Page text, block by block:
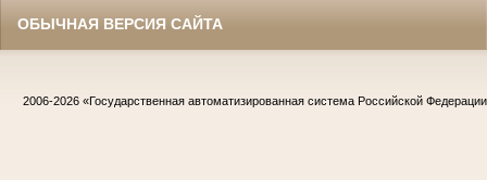
ОБЫЧНАЯ ВЕРСИЯ САЙТА
2006-2026 «Государственная автоматизированная система Российской